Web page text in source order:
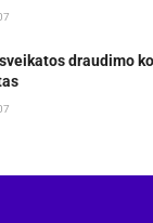
draudimo